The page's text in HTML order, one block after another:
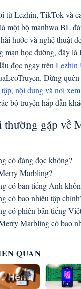
từ Lezhin, TikTok và
một bộ manhwa BL
hước và nghệ thuật
mạn học đường, đây là
đọc ngay trên Lezhin
Đừng
nội dung và nơi xem
bộ truyện hấp dẫn
thường gặp về
có đáng đọc không?
Marbling?
có bản tiếng Anh
có bao nhiêu tập
có phiên bản tiếng
Marbling có bao
QUAN